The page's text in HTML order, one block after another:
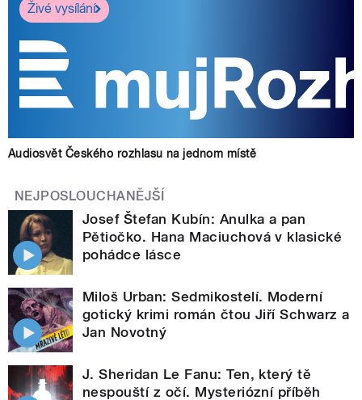
Živé vysílání
Audiosvět Českého rozhlasu na jednom místě
NEJPOSLOUCHANĚJŠÍ
Josef Štefan Kubín: Anulka a pan
Pětiočko. Hana Maciuchová v klasické
pohádce lásce
Miloš Urban: Sedmikostelí. Moderní
gotický krimi román čtou Jiří Schwarz a
Jan Novotný
J. Sheridan Le Fanu: Ten, který tě
nespouští z očí. Mysteriózní příběh